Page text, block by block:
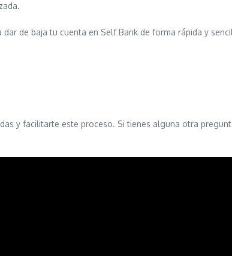
de baja tu cuenta en Self Bank de forma rápida y
y facilitarte este proceso. Si tienes alguna otra